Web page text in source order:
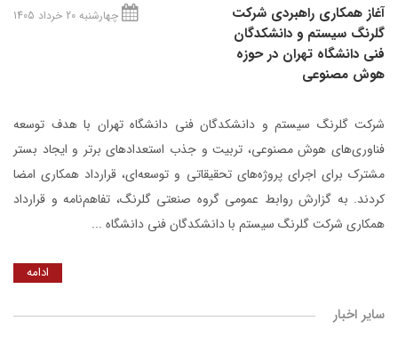
آغاز همکاری راهبردی شرکت
گلرنگ‌ سیستم و دانشکدگان
فنی دانشگاه تهران در حوزه
هوش مصنوعی
چهارشنبه 20 خرداد 1405
شرکت گلرنگ ‌سیستم و دانشکدگان فنی دانشگاه تهران با هدف توسعه
فناوری‌های هوش مصنوعی، تربیت و جذب استعدادهای برتر و ایجاد بستر
مشترک برای اجرای پروژه‌های تحقیقاتی و توسعه‌ای، قرارداد همکاری امضا
کردند. به گزارش روابط عمومی گروه صنعتی گلرنگ، تفاهم‌نامه و قرارداد
همکاری شرکت گلرنگ سیستم با دانشکدگان فنی دانشگاه ...
ادامه
سایر اخبار